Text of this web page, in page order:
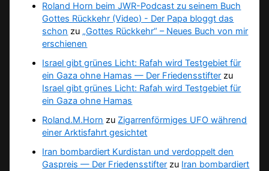
Roland Horn beim JWR-Podcast zu seinem Buch
Gottes Rückkehr (Video) - Der Papa bloggt das
schon zu „Gottes Rückkehr“ – Neues Buch von mir
erschienen
Israel gibt grünes Licht: Rafah wird Testgebiet für
ein Gaza ohne Hamas — Der Friedensstifter zu
Israel gibt grünes Licht: Rafah wird Testgebiet für
ein Gaza ohne Hamas
Roland.M.Horn zu Zigarrenförmiges UFO während
einer Arktisfahrt gesichtet
Iran bombardiert Kurdistan und verdoppelt den
Gaspreis — Der Friedensstifter zu Iran bombardiert